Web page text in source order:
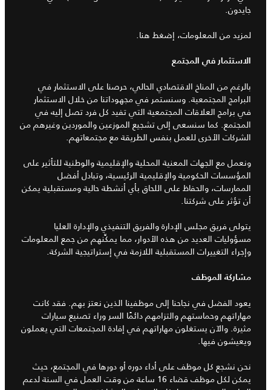
جايدون.
لمزيد من المعلومات، إضغط هنا.
الاستثمار في المجتمع
بالرغم من المناخ الاقتصادي الحالي، حرصنا على الاستثمار في
البرامج المجتمعية. وسنستمر في مجهوداتنا من خلال الاستثمار
في برامج العلاقات المجتمعية التي تفيد كل فرد تصل إليه في
المجتمع. كما سنسعى إلى تشجيع الموزعين والموردين وغيرهم من
الشركات الأخرى للعمل بنفس الطريقة مع مجتمعاتهم.
ونعمل مع الجهات المعنية المحلية والإقليمية والوطنية للتأثير على
المؤسسات الحكومية والإقليمية الرئيسية، وتبادل أفضل
الممارسات، والحفاظ على اللحاق بأي أنشطة حالية ومستقبلية يمكن
أن تؤثر على شركتنا.
يتولى فريق مجلس الإدارة والفريق التنفيذي والإدارة العليا
مسؤوليات العديد من هذه الأدوار، مما يمكِّنهم من جمع المعلومات
وإجراء التغييرات المستقبلية اللازمة في إستراتيجية الشركة.
مشاركة الموظف
يعود الفضل في نجاحنا إلى موظفينا الذين نعتز بهم. فقد كانت
مهاراتهم وحماستهم والتزامهم دائمًا السر وراء تصنيع سيارات
مثيرة. والآن يستغلون مهاراتهم في إفادة المجتمعات التي يعملون
ويعيشون فيها.
نحن نشجع كل موظف على أداء دوره أو دورها في المجتمع، حيث
يمكن لكل موظف قضاء 16 ساعة من وقت العمل في السنة لدعم